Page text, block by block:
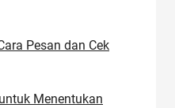
Pesan dan Cek
Menentukan